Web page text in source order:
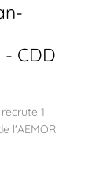
CDD
1
l'AEMOR